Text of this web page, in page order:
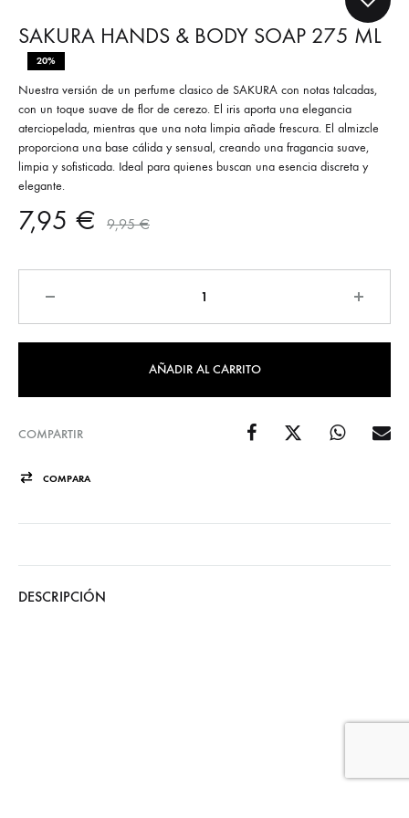
SAKURA HANDS & BODY SOAP 275 ML
20%
Nuestra versión de un perfume clasico de SAKURA con notas talcadas,
con un toque suave de flor de cerezo. El iris aporta una elegancia
aterciopelada, mientras que una nota limpia añade frescura. El almizcle
proporciona una base cálida y sensual, creando una fragancia suave,
limpia y sofisticada. Ideal para quienes buscan una esencia discreta y
elegante.
7,95 € 9,95€
AÑADIR AL CARRITO
COMPARTIR
COMPARA
DESCRIPCIÓN